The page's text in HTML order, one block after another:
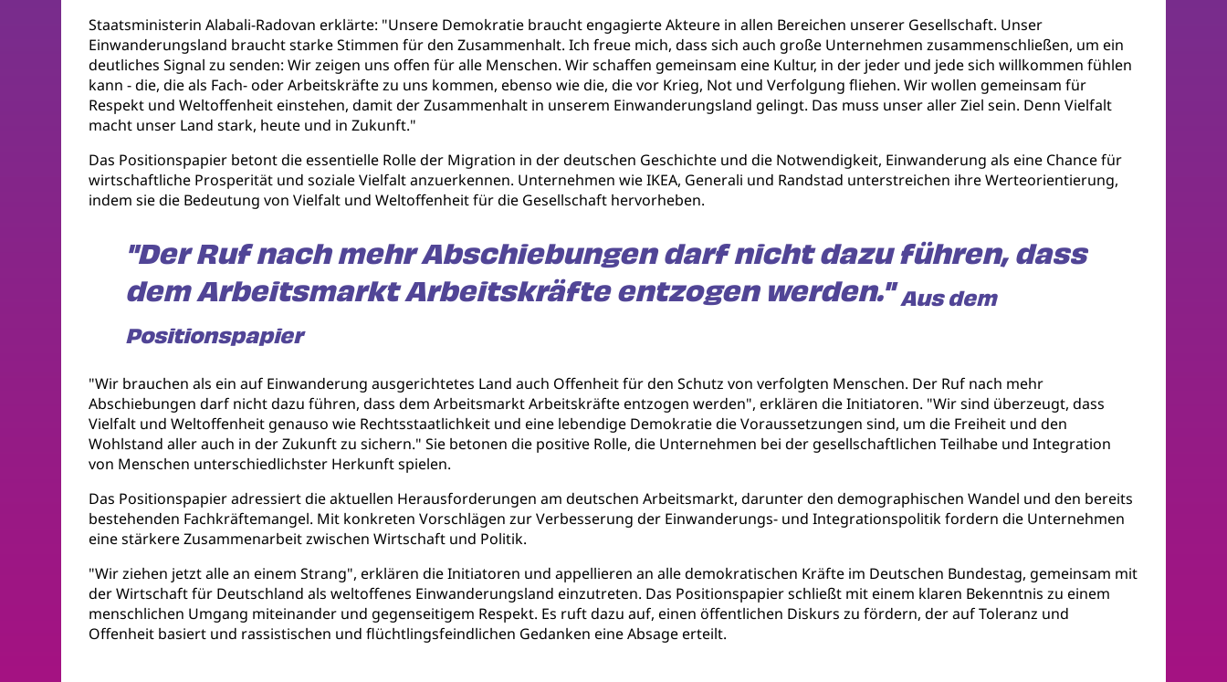
Staatsministerin Alabali-Radovan erklärte: "Unsere Demokratie braucht engagierte Akteure in allen Bereichen unserer Gesellschaft. Unser
Einwanderungsland braucht starke Stimmen für den Zusammenhalt. Ich freue mich, dass sich auch große Unternehmen zusammenschließen, um ein
deutliches Signal zu senden: Wir zeigen uns offen für alle Menschen. Wir schaffen gemeinsam eine Kultur, in der jeder und jede sich willkommen fühlen
kann - die, die als Fach- oder Arbeitskräfte zu uns kommen, ebenso wie die, die vor Krieg, Not und Verfolgung fliehen. Wir wollen gemeinsam für
Respekt und Weltoffenheit einstehen, damit der Zusammenhalt in unserem Einwanderungsland gelingt. Das muss unser aller Ziel sein. Denn Vielfalt
macht unser Land stark, heute und in Zukunft."
Das Positionspapier betont die essentielle Rolle der Migration in der deutschen Geschichte und die Notwendigkeit, Einwanderung als eine Chance für
wirtschaftliche Prosperität und soziale Vielfalt anzuerkennen. Unternehmen wie IKEA, Generali und Randstad unterstreichen ihre Werteorientierung,
indem sie die Bedeutung von Vielfalt und Weltoffenheit für die Gesellschaft hervorheben.
"Der Ruf nach mehr Abschiebungen darf nicht dazu führen, dass
dem Arbeitsmarkt Arbeitskräfte entzogen werden."Aus dem
Positionspapier
"Wir brauchen als ein auf Einwanderung ausgerichtetes Land auch Offenheit für den Schutz von verfolgten Menschen. Der Ruf nach mehr
Abschiebungen darf nicht dazu führen, dass dem Arbeitsmarkt Arbeitskräfte entzogen werden", erklären die Initiatoren. "Wir sind überzeugt, dass
Vielfalt und Weltoffenheit genauso wie Rechtsstaatlichkeit und eine lebendige Demokratie die Voraussetzungen sind, um die Freiheit und den
Wohlstand aller auch in der Zukunft zu sichern." Sie betonen die positive Rolle, die Unternehmen bei der gesellschaftlichen Teilhabe und Integration
von Menschen unterschiedlichster Herkunft spielen.
Das Positionspapier adressiert die aktuellen Herausforderungen am deutschen Arbeitsmarkt, darunter den demographischen Wandel und den bereits
bestehenden Fachkräftemangel. Mit konkreten Vorschlägen zur Verbesserung der Einwanderungs- und Integrationspolitik fordern die Unternehmen
eine stärkere Zusammenarbeit zwischen Wirtschaft und Politik.
"Wir ziehen jetzt alle an einem Strang", erklären die Initiatoren und appellieren an alle demokratischen Kräfte im Deutschen Bundestag, gemeinsam mit
der Wirtschaft für Deutschland als weltoffenes Einwanderungsland einzutreten. Das Positionspapier schließt mit einem klaren Bekenntnis zu einem
menschlichen Umgang miteinander und gegenseitigem Respekt. Es ruft dazu auf, einen öffentlichen Diskurs zu fördern, der auf Toleranz und
Offenheit basiert und rassistischen und flüchtlingsfeindlichen Gedanken eine Absage erteilt.